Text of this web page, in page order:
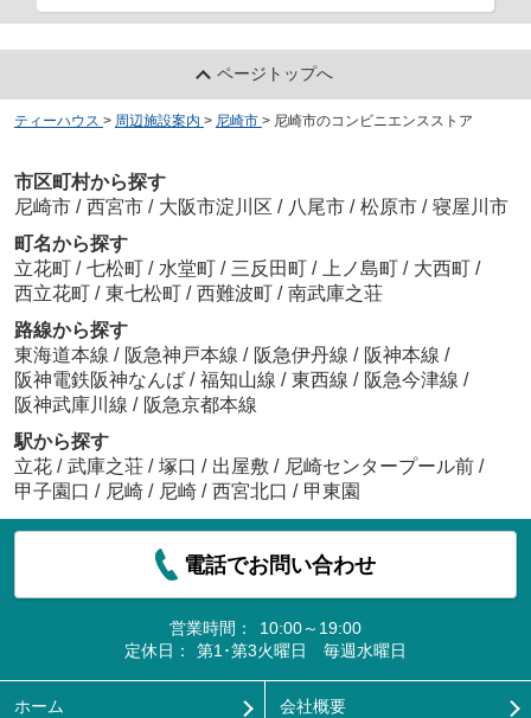
ページトップへ
ティーハウス > 周辺施設案内 > 尼崎市 > 尼崎市のコンビニエンスストア
市区町村から探す
尼崎市 / 西宮市 / 大阪市淀川区 / 八尾市 / 松原市 / 寝屋川市
町名から探す
立花町 / 七松町 / 水堂町 / 三反田町 / 上ノ島町 / 大西町 /
西立花町 / 東七松町 / 西難波町 / 南武庫之荘
路線から探す
東海道本線 / 阪急神戸本線 / 阪急伊丹線 / 阪神本線 /
阪神電鉄阪神なんば / 福知山線 / 東西線 / 阪急今津線 /
阪神武庫川線 / 阪急京都本線
駅から探す
立花 / 武庫之荘 / 塚口 / 出屋敷 / 尼崎センタープール前 /
甲子園口 / 尼崎 / 尼崎 / 西宮北口 / 甲東園
電話でお問い合わせ
営業時間：
10:00～19:00
定休日：
第1･第3火曜日 毎週水曜日
ホーム 会社概要